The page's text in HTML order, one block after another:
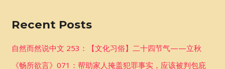
r
c
Recent Posts
自然而然说中文 253：【文化习俗】二十四节气——立秋
《畅所欲言》071：帮助家人掩盖犯罪事实，应该被判包庇